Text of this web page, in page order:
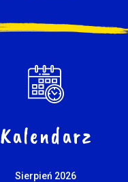
Kalendarz
Sierpień 2026